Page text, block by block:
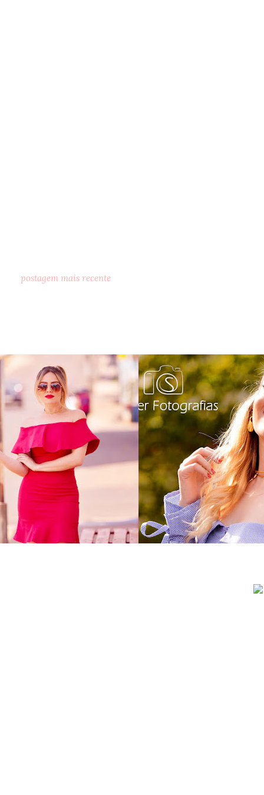
postagem mais recente
dia: vestido babado
indulto jeans
as 3 maiores
este verão